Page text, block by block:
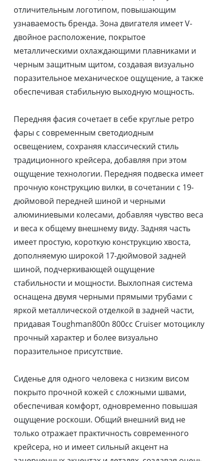
отличительным логотипом, повышающим
узнаваемость бренда. Зона двигателя имеет V-
двойное расположение, покрытое
металлическими охлаждающими плавниками и
черным защитным щитом, создавая визуально
поразительное механическое ощущение, а также
обеспечивая стабильную выходную мощность.
Передняя фасия сочетает в себе круглые ретро
фары с современным светодиодным
освещением, сохраняя классический стиль
традиционного крейсера, добавляя при этом
ощущение технологии. Передняя подвеска имеет
прочную конструкцию вилки, в сочетании с 19-
дюймовой передней шиной и черными
алюминиевыми колесами, добавляя чувство веса
и веса к общему внешнему виду. Задняя часть
имеет простую, короткую конструкцию хвоста,
дополняемую широкой 17-дюймовой задней
шиной, подчеркивающей ощущение
стабильности и мощности. Выхлопная система
оснащена двумя черными прямыми трубами с
яркой металлической отделкой в задней части,
придавая Toughman800n 800cc Cruiser мотоциклу
прочный характер и более визуально
поразительное присутствие.
Сиденье для одного человека с низким висом
покрыто прочной кожей с сложными швами,
обеспечивая комфорт, одновременно повышая
ощущение роскоши. Общий внешний вид не
только отражает практичность современного
крейсера, но и имеет сильный акцент на